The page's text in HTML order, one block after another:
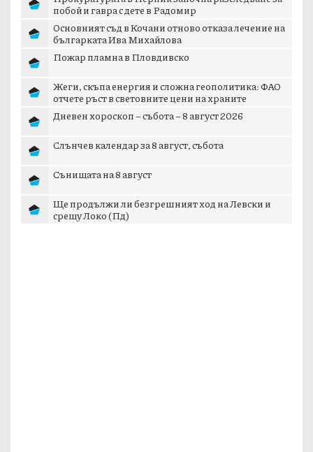
побой и гавра с дете в Радомир
Основният съд в Кочани отново отказа лечение на
българката Ива Михайлова
Пожар пламна в Пловдивско
Жеги, скъпа енергия и сложна геополитика: ФАО
отчете ръст в световните цени на храните
Дневен хороскоп – събота – 8 август 2026
Слънчев календар за 8 август, събота
Сънищата на 8 август
Ще продължи ли безгрешният ход на Левски и
срещу Локо (Пд)